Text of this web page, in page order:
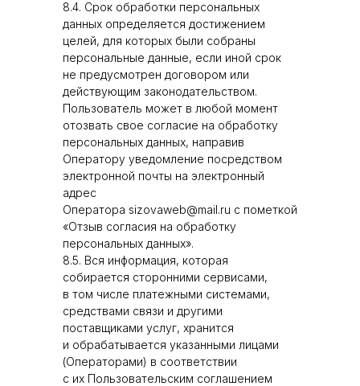
8.4. Срок обработки персональных
данных определяется достижением
целей, для которых были собраны
персональные данные, если иной срок
не предусмотрен договором или
действующим законодательством.
Пользователь может в любой момент
отозвать свое согласие на обработку
персональных данных, направив
Оператору уведомление посредством
электронной почты на электронный
адрес
Оператора sizovaweb@mail.ru с пометкой
«Отзыв согласия на обработку
персональных данных».
8.5. Вся информация, которая
собирается сторонними сервисами,
в том числе платежными системами,
средствами связи и другими
поставщиками услуг, хранится
и обрабатывается указанными лицами
(Операторами) в соответствии
с их Пользовательским соглашением